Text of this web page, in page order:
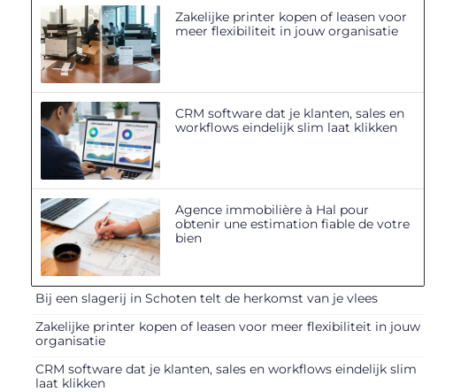
Zakelijke printer kopen of leasen voor
meer flexibiliteit in jouw organisatie
CRM software dat je klanten, sales en
workflows eindelijk slim laat klikken
Agence immobilière à Hal pour
obtenir une estimation fiable de votre
bien
Bij een slagerij in Schoten telt de herkomst van je vlees
Zakelijke printer kopen of leasen voor meer flexibiliteit in jouw
organisatie
CRM software dat je klanten, sales en workflows eindelijk slim
laat klikken